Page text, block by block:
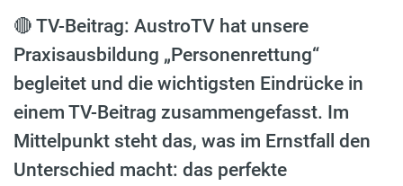
🔴 TV-Beitrag: AustroTV hat unsere
Praxisausbildung „Personenrettung“
begleitet und die wichtigsten Eindrücke in
einem TV-Beitrag zusammengefasst. Im
Mittelpunkt steht das, was im Ernstfall den
Unterschied macht: das perfekte